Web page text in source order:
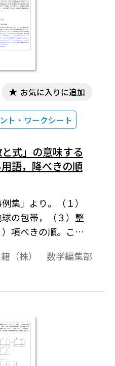
ト・ワークシート
お気に入りに追加
と式」の意味する
語，降べきの順
集」より。（１）
の包帯，（３）整
項べきの順。この
角度から解説をした
学校の復習，発展
内容は１ページにま
籍（株） 数学編集部